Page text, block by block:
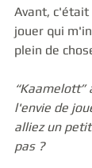
Avant,
jouer qui
plein de
“Kaamelott”
l'envie de
alliez un
pas ?